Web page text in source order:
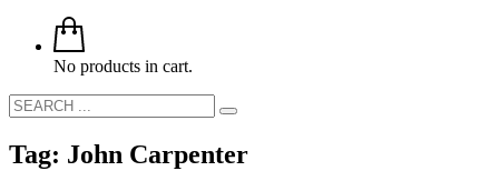
No products in cart.
Tag: John Carpenter